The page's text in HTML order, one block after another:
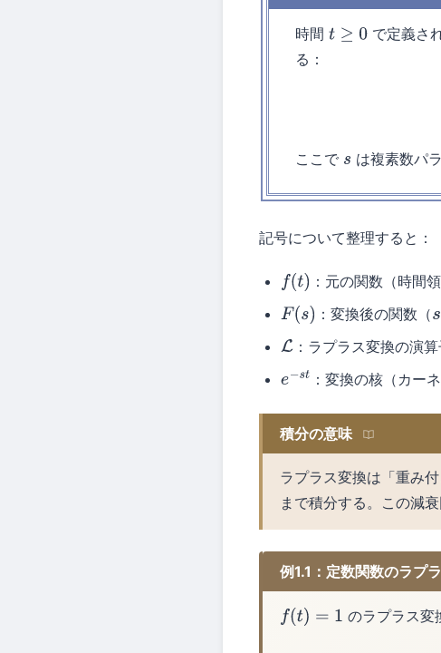
時間 t≥0 で定義さ
る：
ここで s は複素数パ
記号について整理すると：
f(t) ：元の関数（時間領
F(s) ：変換後の関数（s
L ：ラプラス変換の演
e st ：変換の核（カーネ
積分の意味
ラプラス変換は「重み
まで積分する。この減
例1.1：定数関数のラプ
f(t)= 1 のラプラス変